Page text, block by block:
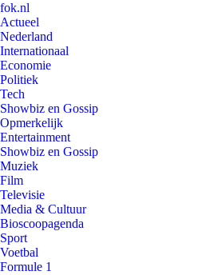
fok.nl
Actueel
Nederland
Internationaal
Economie
Politiek
Tech
Showbiz en Gossip
Opmerkelijk
Entertainment
Showbiz en Gossip
Muziek
Film
Televisie
Media & Cultuur
Bioscoopagenda
Sport
Voetbal
Formule 1